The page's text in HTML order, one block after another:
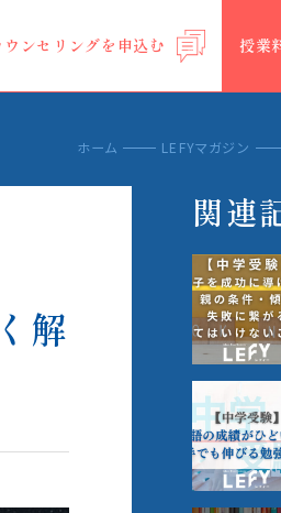
ウンセリングを申込む
授業
ホーム LEFYマガジン
解
関連